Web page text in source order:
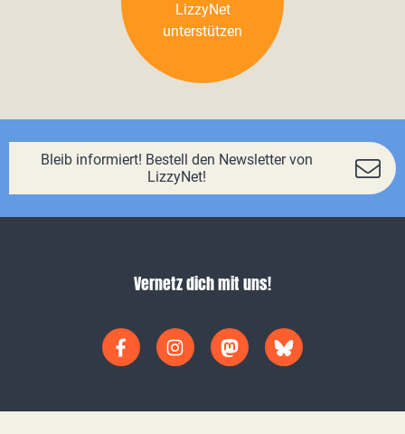
LizzyNet
unterstützen
Bleib informiert! Bestell den Newsletter von
LizzyNet!
Vernetz dich mit uns!